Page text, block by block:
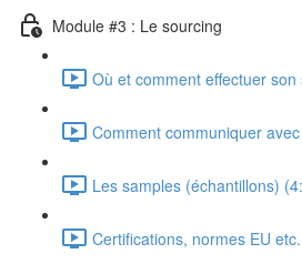
Module #3 : Le sourcing
Où et comment effectuer
Comment communiquer
Les samples (échantillons)
Certifications, normes EU